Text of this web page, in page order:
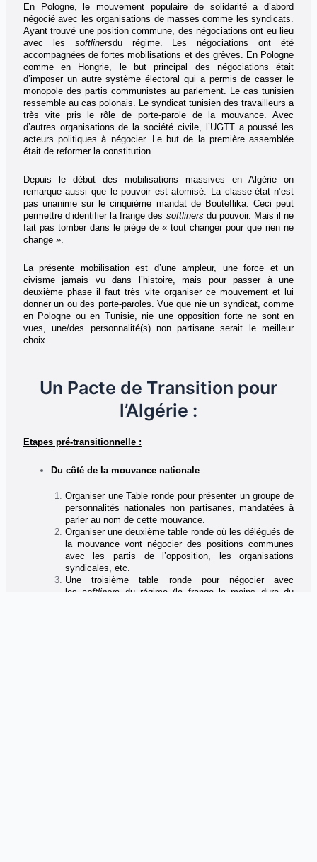
En Pologne, le mouvement populaire de solidarité a d’abord
négocié avec les organisations de masses comme les syndicats.
Ayant trouvé une position commune, des négociations ont eu lieu
avec les softlinersdu régime. Les négociations ont été
accompagnées de fortes mobilisations et des grèves. En Pologne
comme en Hongrie, le but principal des négociations était
d’imposer un autre système électoral qui a permis de casser le
monopole des partis communistes au parlement. Le cas tunisien
ressemble au cas polonais. Le syndicat tunisien des travailleurs a
très vite pris le rôle de porte-parole de la mouvance. Avec
d’autres organisations de la société civile, l’UGTT a poussé les
acteurs politiques à négocier. Le but de la première assemblée
était de reformer la constitution.
Depuis le début des mobilisations massives en Algérie on
remarque aussi que le pouvoir est atomisé. La classe-état n’est
pas unanime sur le cinquième mandat de Bouteflika. Ceci peut
permettre d’identifier la frange des softliners du pouvoir. Mais il ne
fait pas tomber dans le piège de « tout changer pour que rien ne
change ».
La présente mobilisation est d’une ampleur, une force et un
civisme jamais vu dans l’histoire, mais pour passer à une
deuxième phase il faut très vite organiser ce mouvement et lui
donner un ou des porte-paroles. Vue que nie un syndicat, comme
en Pologne ou en Tunisie, nie une opposition forte ne sont en
vues, une/des personnalité(s) non partisane serait le meilleur
choix.
Un Pacte de Transition pour
l’Algérie :
Etapes pré-transitionnelle :
Du côté de la mouvance nationale
Organiser une Table ronde pour présenter un groupe de
personnalités nationales non partisanes, mandatées à
parler au nom de cette mouvance.
Organiser une deuxième table ronde où les délégués de
la mouvance vont négocier des positions communes
avec les partis de l’opposition, les organisations
syndicales, etc.
Une troisième table ronde pour négocier avec
les softliners du régime (la frange la moins dure du